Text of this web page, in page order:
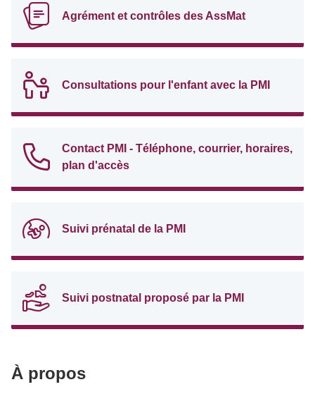
Agrément et contrôles des AssMat
Consultations pour l'enfant avec la PMI
Contact PMI - Téléphone, courrier, horaires,
plan d'accès
Suivi prénatal de la PMI
Suivi postnatal proposé par la PMI
À propos